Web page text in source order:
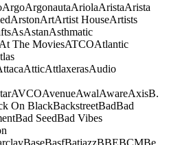
ArgoArgonautaAriolaAristaArista
ArstonArtArtist HouseArtists
AsAstanAsthmatic
At The MoviesATCOAtlantic
AtticAttlaxerasAudio
AVCOAvenueAwalAwareAxisB.
On BlackBackstreetBadBad
Bad SeedBad Vibes